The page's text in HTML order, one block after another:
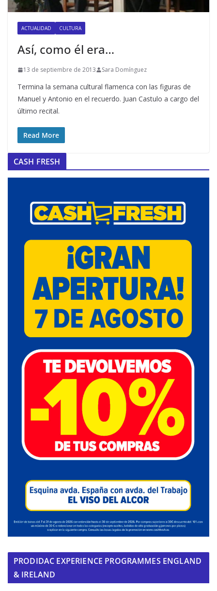
ACTUALIDAD CULTURA
Así, como él era…
13 de septiembre de 2013 Sara Domínguez
Termina la semana cultural flamenca con las figuras de
Manuel y Antonio en el recuerdo. Juan Castulo a cargo del
último recital.
Read More
CASH FRESH
PRODIDAC EXPERIENCE PROGRAMMES ENGLAND
& IRELAND